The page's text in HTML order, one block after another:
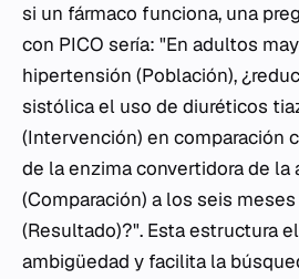
si un fármaco funciona, una
con PICO sería: "En adultos
hipertensión (Población),
sistólica el uso de diuréticos
(Intervención) en comparación
de la enzima convertidora de la
(Comparación) a los seis
(Resultado)?". Esta estructura
ambigüedad y facilita la